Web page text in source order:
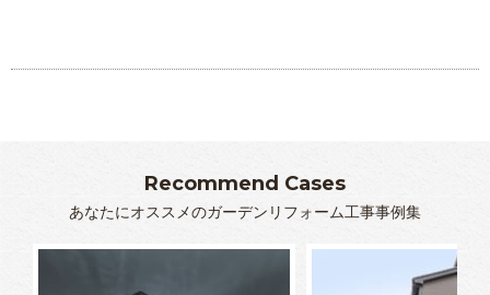
Recommend Cases
あなたにオススメのガーデンリフォーム工事事例集